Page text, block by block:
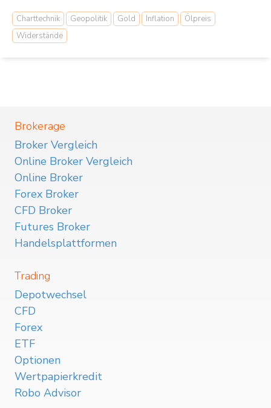
Charttechnik Geopolitik Gold Inflation
Ölpreis
Widerstände
Brokerage
Broker Vergleich
Online Broker Vergleich
Online Broker
Forex Broker
CFD Broker
Futures Broker
Handelsplattformen
Trading
Depotwechsel
CFD
Forex
ETF
Optionen
Wertpapierkredit
Robo Advisor